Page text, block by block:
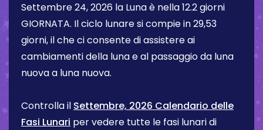
Settembre 24, 2026 la Luna è nella12.2 giorni
GIORNATA. Il ciclo lunare si compie in 29,53
giorni, il che ci consente di assistere ai
cambiamenti della luna e al passaggio da luna
nuova a luna nuova.
Controlla il Settembre, 2026 Calendario delle
Fasi Lunari per vedere tutte le fasi lunari di